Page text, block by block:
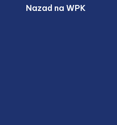
Nazad na WPK